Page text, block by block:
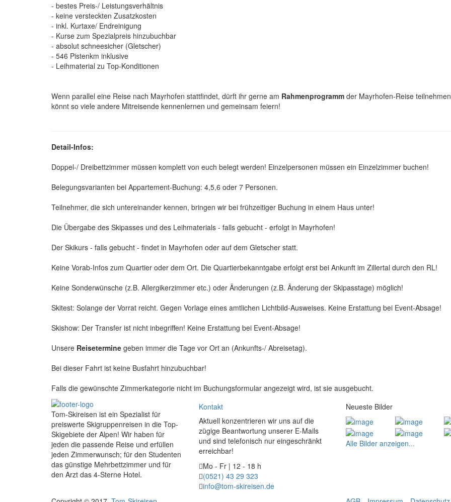
- bestes Preis-/ Leistungsverhältnis
- keine versteckten Zusatzkosten
- inkl. Kurtaxe/ Endreinigung
- Kurse zum Spezialpreis hinzubuchbar
- absolut schneesicher (Gletscher)
- 546 Pistenkm inklusive
- Leihmaterial zu Top-Konditionen
Wenn parallel eine Reise nach Mayrhofen stattfindet, dürft ihr gerne am Rahmenprogramm der Mayrhofen-Reise
könnt so viele andere Mitreisende kennenlernen und gemeinsam feiern!
Detail-Infos:
Doppel-/ Dreibettzimmer müssen komplett von euch belegt werden! Einzelpersonen müssen ein Einzelzimmer buchen!
Belegungsvarianten bei Appartement-Buchung: 4,5,6 oder 7 Personen.
Teilnehmer, die sich untereinander kennen, bringen wir bei frühzeitiger Buchung in einem Haus unter!
Die Übergabe des Skipasses und des Leihmaterials - falls gebucht - erfolgt in Mayrhofen!
Der Skikurs - falls gebucht - findet in Mayrhofen oder auf dem Gletscher statt.
Keine Vorab-Infos zum Quartier oder dem Ort. Die Quartierbekanntgabe erfolgt erst bei Ankunft im Zillertal durch den RL!
Keine Sonderwünsche (z.B. Allergikerzimmer etc.) oder Änderungen (z.B. Änderung der Skipasstage) möglich!
Skitest: Solange der Vorrat reicht. Gegen Vorlage eines amtlichen Lichtbild-Ausweises. Keine Erstattung bei Event-Absage!
Skishow: Der Transfer ist nicht inbegriffen! Keine Erstattung bei Event-Absage!
Unsere Reisetermine geben immer die Tage vor Ort an (Ankunfts-/ Abreisetag).
Bei dieser Fahrt ist keine Busfahrt hinzubuchbar!
Falls die gewünschte Zimmerkategorie nicht im Buchungsformular angezeigt wird, ist sie ausgebucht.
Tom-Skireisen ist ein Spezialist für
preiswerte Skigruppenreisen in die Top-
Skigebiete der Alpen! Wir haben für
jeden die passende Reise und erfüllen
jeden Zimmerwunsch; für den Studenten
das günstige Mehrbettzimmer und für
den Arzt das 4-Sterne Hotel.
Kontakt
Aktuell konzentrieren wir uns auf die
zügige Beantwortung unserer E-Mails
und sind telefonisch nur eingeschränkt
erreichbar!
Mo - Fr | 12 - 18 h
(0521) 43 29 323
info@tom-skireisen.de
Neueste Bilder
Alle Bilder anzeigen...